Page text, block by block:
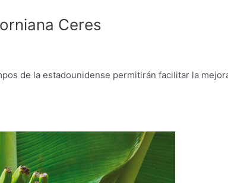
Ceres
de la estadounidense permitirán facilitar la